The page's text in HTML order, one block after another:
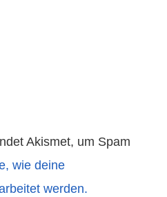
Akismet, um Spam
wie deine
werden.